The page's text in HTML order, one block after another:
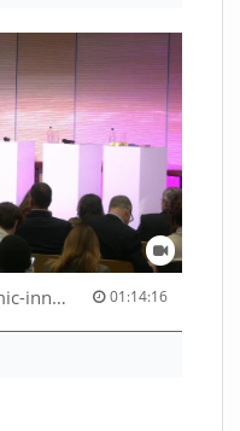
08-ICF26-Session 05-Academic-innovation-meets-international-cooperation-53529531670001791 01:14:16